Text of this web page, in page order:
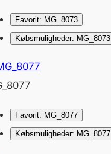
Favorit: MG_8073
Købsmuligheder: MG_8073
Favorit: MG_8077
Købsmuligheder: MG_8077